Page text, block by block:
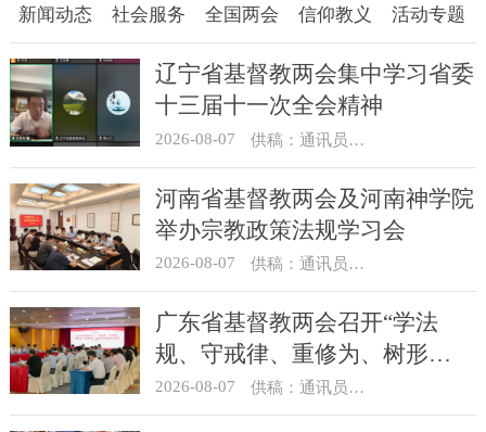
新闻动态 社会服务 全国两会 信仰教义 活动专题
辽宁省基督教两会集中学习省委
十三届十一次全会精神
2026-08-07 供稿：通讯员 顾利民
河南省基督教两会及河南神学院
举办宗教政策法规学习会
2026-08-07 供稿：通讯员 靳新元
广东省基督教两会召开“学法
规、守戒律、重修为、树形
象”教育活动总结会议
2026-08-07 供稿：通讯员 汪浩